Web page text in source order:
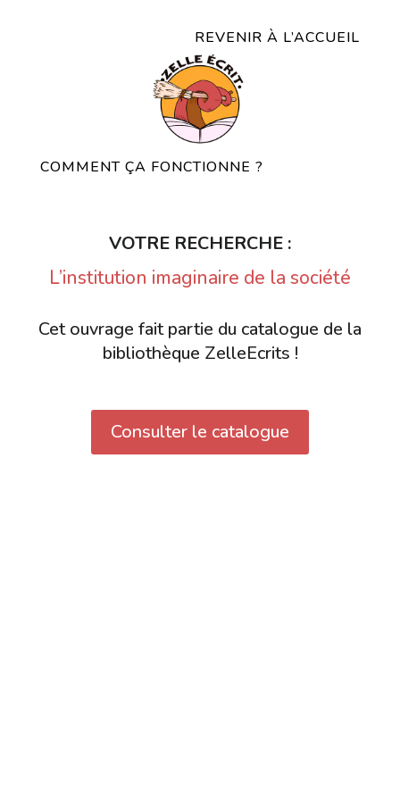
REVENIR À L’ACCUEIL
COMMENT ÇA FONCTIONNE ?
VOTRE RECHERCHE :
L’institution imaginaire de la société
Cet ouvrage fait partie du catalogue de la
bibliothèque ZelleEcrits !
Consulter le catalogue